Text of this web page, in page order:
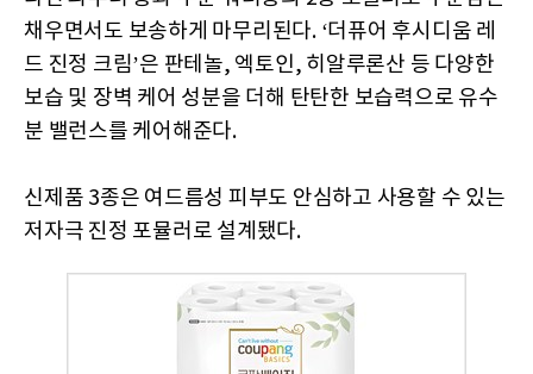
채우면서도 보송하게 마무리된다. ‘더퓨어 후시디움 레
드 진정 크림’은 판테놀, 엑토인, 히알루론산 등 다양한
보습 및 장벽 케어 성분을 더해 탄탄한 보습력으로 유수
분 밸런스를 케어해준다.
신제품 3종은 여드름성 피부도 안심하고 사용할 수 있는
저자극 진정 포뮬러로 설계됐다.